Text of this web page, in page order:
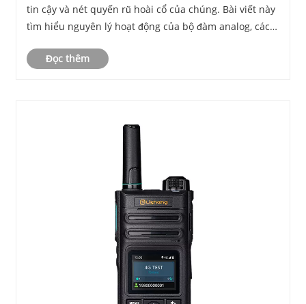
tin cậy và nét quyến rũ hoài cổ của chúng. Bài viết này
tìm hiểu nguyên lý hoạt động của bộ đàm analog, các
thiết bị phù hợp. Bằng cách hiểu những ngu......
Đọc thêm